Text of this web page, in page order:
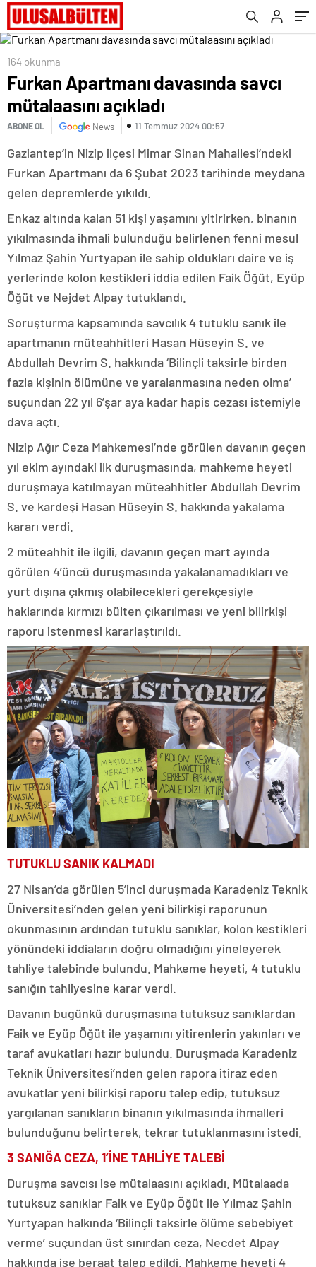
164 okunma
Furkan Apartmanı davasında savcı
mütalaasını açıkladı
ABONE OL News 11 Temmuz 2024 00:57
Gaziantep’in Nizip ilçesi Mimar Sinan Mahallesi’ndeki
Furkan Apartmanı da 6 Şubat 2023 tarihinde meydana
gelen depremlerde yıkıldı.
Enkaz altında kalan 51 kişi yaşamını yitirirken, binanın
yıkılmasında ihmali bulunduğu belirlenen fenni mesul
Yılmaz Şahin Yurtyapan ile sahip oldukları daire ve iş
yerlerinde kolon kestikleri iddia edilen Faik Öğüt, Eyüp
Öğüt ve Nejdet Alpay tutuklandı.
Soruşturma kapsamında savcılık 4 tutuklu sanık ile
apartmanın müteahhitleri Hasan Hüseyin S. ve
Abdullah Devrim S. hakkında ‘Bilinçli taksirle birden
fazla kişinin ölümüne ve yaralanmasına neden olma’
suçundan 22 yıl 6’şar aya kadar hapis cezası istemiyle
dava açtı.
Nizip Ağır Ceza Mahkemesi’nde görülen davanın geçen
yıl ekim ayındaki ilk duruşmasında, mahkeme heyeti
duruşmaya katılmayan müteahhitler Abdullah Devrim
S. ve kardeşi Hasan Hüseyin S. hakkında yakalama
kararı verdi.
2 müteahhit ile ilgili, davanın geçen mart ayında
görülen 4’üncü duruşmasında yakalanamadıkları ve
yurt dışına çıkmış olabilecekleri gerekçesiyle
haklarında kırmızı bülten çıkarılması ve yeni bilirkişi
raporu istenmesi kararlaştırıldı.
TUTUKLU SANIK KALMADI
27 Nisan’da görülen 5’inci duruşmada Karadeniz Teknik
Üniversitesi’nden gelen yeni bilirkişi raporunun
okunmasının ardından tutuklu sanıklar, kolon kestikleri
yönündeki iddiaların doğru olmadığını yineleyerek
tahliye talebinde bulundu. Mahkeme heyeti, 4 tutuklu
sanığın tahliyesine karar verdi.
Davanın bugünkü duruşmasına tutuksuz sanıklardan
Faik ve Eyüp Öğüt ile yaşamını yitirenlerin yakınları ve
taraf avukatları hazır bulundu. Duruşmada Karadeniz
Teknik Üniversitesi’nden gelen rapora itiraz eden
avukatlar yeni bilirkişi raporu talep edip, tutuksuz
yargılanan sanıkların binanın yıkılmasında ihmalleri
bulunduğunu belirterek, tekrar tutuklanmasını istedi.
3 SANIĞA CEZA, 1’İNE TAHLİYE TALEBİ
Duruşma savcısı ise mütalaasını açıkladı. Mütalaada
tutuksuz sanıklar Faik ve Eyüp Öğüt ile Yılmaz Şahin
Yurtyapan halkında ‘Bilinçli taksirle ölüme sebebiyet
verme’ suçundan üst sınırdan ceza, Necdet Alpay
hakkında ise beraat talep edildi. Mahkeme heyeti 4